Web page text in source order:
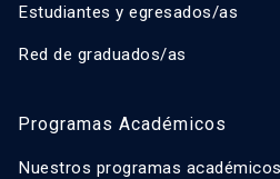
Estudiantes y egresados/as
Red de graduados/as
Programas Académicos
Nuestros programas académicos